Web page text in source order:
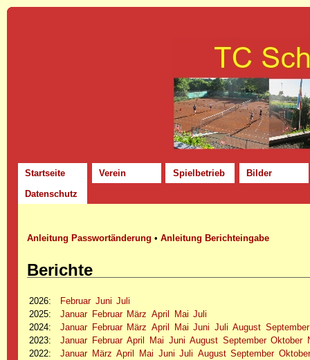
Startseite Verein Spielbetrieb
Bilder
Datenschutz
Anleitung Passwortänderung •Anleitung Berichteingabe
Berichte
2026: Februar Juni Juli
2025: Januar Februar März April Mai Juli
2024: Januar Februar März April Mai Juni Juli August September
2023: Januar Februar April Mai Juni August September Oktober
2022: Januar März April Mai Juni Juli August September